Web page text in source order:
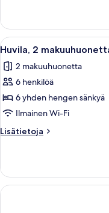
kuvat
makuuhuonetta,
yksityinen
uima-
Avaa
kaikki
huonetyypin
Huvila,
2
makuuhuonetta,
yksityinen
uima-
kuvat
9
Huvila, 2
2 makuuhuonetta
6 henkilöä
6 yhden hengen sänkyä
Ilmainen Wi-Fi
Lisätietoja
Lisätietoja
makuuhuonetta,
yksityinen
uima-